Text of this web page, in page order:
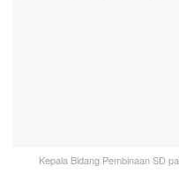
Kepala Bidang Pembinaan SD